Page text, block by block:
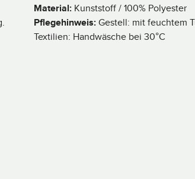
Material: Kunststoff / 100% Polyester
Pflegehinweis:Gestell: mit feuchtem
Textilien: Handwäsche bei 30°C